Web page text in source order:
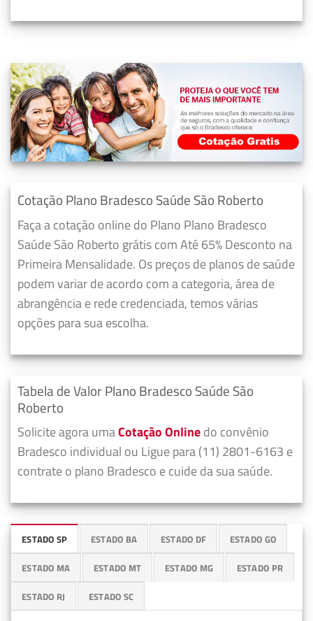
Cotação Plano Bradesco Saúde São Roberto
Faça a cotação online do Plano Plano Bradesco
Saúde São Roberto grátis com Até 65% Desconto na
Primeira Mensalidade. Os preços de planos de saúde
podem variar de acordo com a categoria, área de
abrangência e rede credenciada, temos várias
opções para sua escolha.
Tabela de Valor Plano Bradesco Saúde São
Roberto
Solicite agora umaCotação Onlinedo convênio
Bradesco individual ou Ligue para (11) 2801-6163 e
contrate o plano Bradesco e cuide da sua saúde.
ESTADO SP ESTADO BA ESTADO DF ESTADO GO
ESTADO MA ESTADO MT ESTADO MG ESTADO PR
ESTADO RJ ESTADO SC